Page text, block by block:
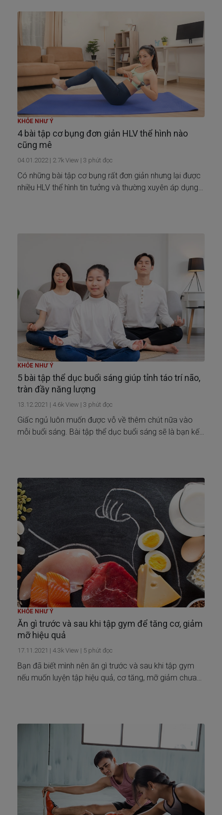
KHỎE NHƯ Ý
4 bài tập cơ bụng đơn giản HLV thể hình nào
cũng mê
04.01.2022 | 2.7k View | 3 phút đọc
Có những bài tập cơ bụng rất đơn giản nhưng lại được
nhiều HLV thể hình tin tưởng và thường xuyên áp dụng
KHỎE NHƯ Ý
5 bài tập thể dục buổi sáng giúp tỉnh táo trí não,
tràn đầy năng lượng
13.12.2021 | 4.6k View | 3 phút đọc
Giấc ngủ luôn muốn được vỗ về thêm chút nữa vào
mỗi buổi sáng. Bài tập thể dục buổi sáng sẽ là bạn kết
KHỎE NHƯ Ý
Ăn gì trước và sau khi tập gym để tăng cơ, giảm
mỡ hiệu quả
17.11.2021 | 4.3k View | 5 phút đọc
Bạn đã biết mình nên ăn gì trước và sau khi tập gym
nếu muốn luyện tập hiệu quả, cơ tăng, mỡ giảm chưa?